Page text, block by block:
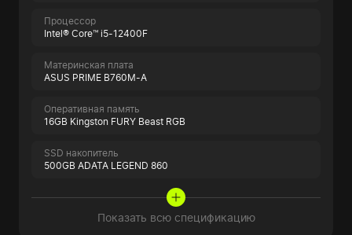
Процессор
Intel® Core™ i5-12400F
Материнская плата
ASUS PRIME B760M-A
Оперативная память
16GB Kingston FURY Beast RGB
SSD накопитель
500GB ADATA LEGEND 860
Показать всю спецификацию